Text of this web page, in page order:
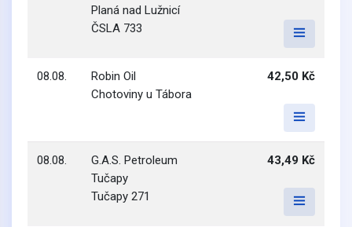
Planá nad Lužnicí
ČSLA 733
08.08.
Robin Oil
Chotoviny u Tábora
42,50 Kč
08.08.
G.A.S. Petroleum
Tučapy
Tučapy 271
43,49 Kč